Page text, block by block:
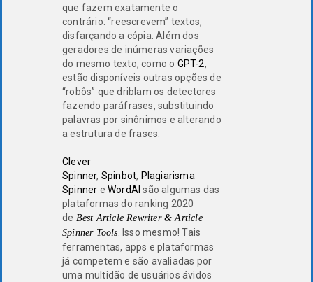
que fazem exatamente o
contrário: “reescrevem” textos,
disfarçando a cópia. Além dos
geradores de inúmeras variações
do mesmo texto, como o GPT-2,
estão disponíveis outras opções de
“robôs” que driblam os detectores
fazendo paráfrases, substituindo
palavras por sinônimos e alterando
a estrutura de frases.
Clever
Spinner, Spinbot, Plagiarisma
Spinner eWordAI são algumas das
plataformas do ranking 2020
de Best Article Rewriter & Article
Spinner Tools . Isso mesmo! Tais
ferramentas, apps e plataformas
já competem e são avaliadas por
uma multidão de usuários ávidos